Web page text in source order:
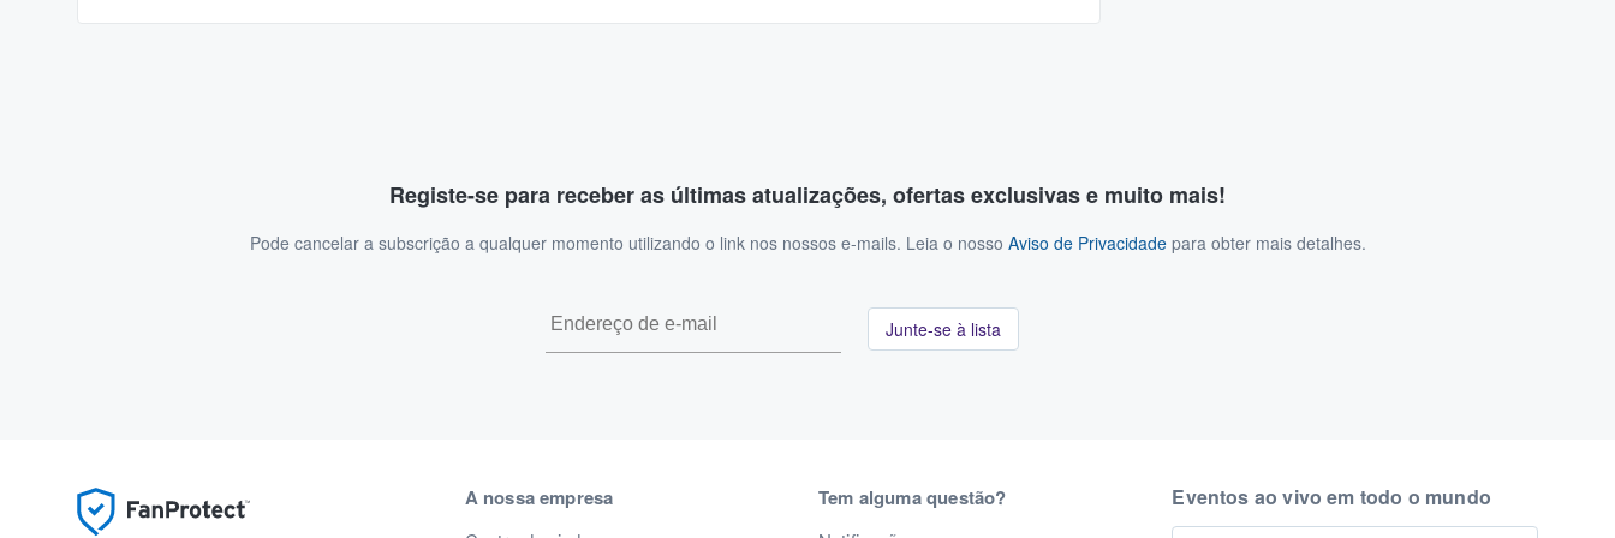
Registe-se para receber as últimas atualizações, ofertas exclusivas e muito mais!
Pode cancelar a subscrição a qualquer momento utilizando o link nos nossos e-mails. Leia o nosso Aviso de Privacidadepara obter mais detalhes.
Junte-se à lista
A nossa empresa Tem alguma questão? Eventos ao vivo em todo o mundo